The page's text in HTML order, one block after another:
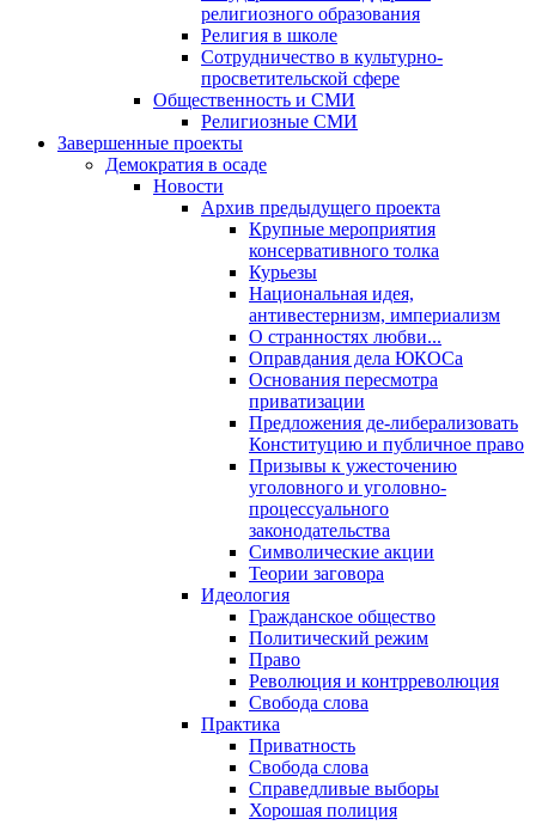
религиозного образования
Религия в школе
Сотрудничество в культурно-
просветительской сфере
Общественность и СМИ
Религиозные СМИ
Завершенные проекты
Демократия в осаде
Новости
Архив предыдущего проекта
Крупные мероприятия
консервативного толка
Курьезы
Национальная идея,
антивестернизм, империализм
О странностях любви...
Оправдания дела ЮКОСа
Основания пересмотра
приватизации
Предложения де-либерализовать
Конституцию и публичное право
Призывы к ужесточению
уголовного и уголовно-
процессуального
законодательства
Символические акции
Теории заговора
Идеология
Гражданское общество
Политический режим
Право
Революция и контрреволюция
Свобода слова
Практика
Приватность
Свобода слова
Справедливые выборы
Хорошая полиция